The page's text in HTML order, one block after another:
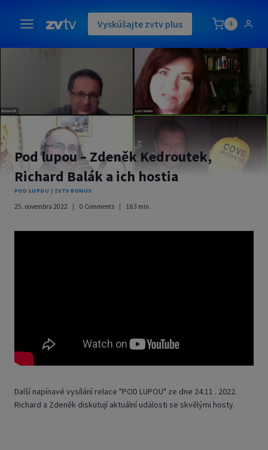
content
Vyskúšajte zvtv plus 0
Pod lupou – Zdeněk Kedroutek,
Richard Balák a ich hostia
POD LUPOU | ZVTV BONUS
25. novembra 2022 0 Comments 163 min.
Další napínavé vysílání relace "POD LUPOU" ze dne 24.11 . 2022.
Richard a Zdeněk diskutují aktuální události se skvělými hosty.